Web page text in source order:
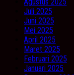
Juli 2025
Juni 2025
Mei 2025
April 2025
Maret 2025
Februari 2025
Januari 2025